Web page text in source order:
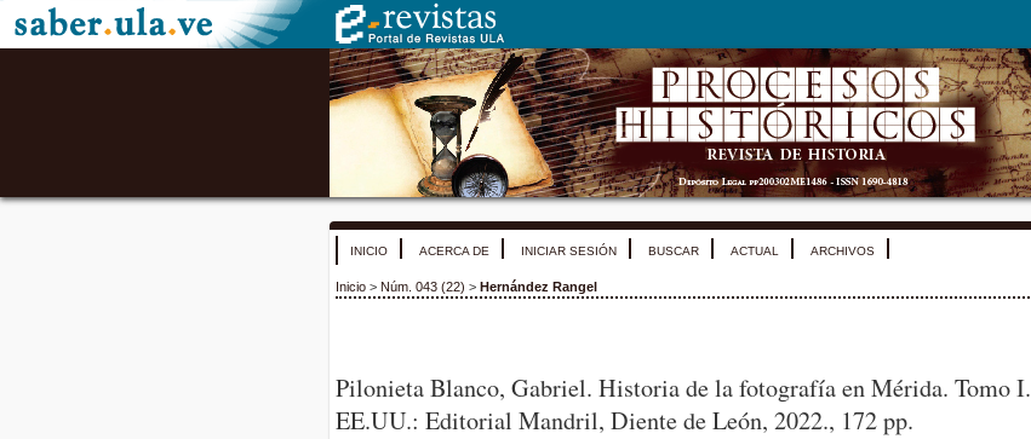
INICIO ACERCA DE INICIAR SESIÓN BUSCAR ACTUAL ARCHIVOS
Inicio > Núm. 043 (22) > Hernández Rangel
Pilonieta Blanco, Gabriel. Historia de la fotografía en Mérida. Tomo I.
EE.UU.: Editorial Mandril, Diente de León, 2022., 172 pp.